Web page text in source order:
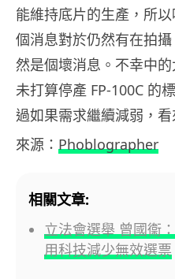
能維持底片的生產，所
個消息對於仍然有在拍
然是個壞消息。不幸中
未打算停產 FP-100C 的
過如果需求繼續減弱，
來源： Phoblographer
相關文章:
立法會選舉 曾國衞
用科技減少無效選票